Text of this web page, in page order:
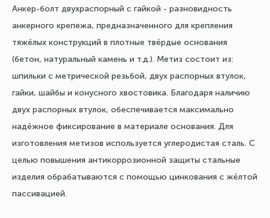
Анкер-болт двухраспорный с гайкой - разновидность
анкерного крепежа, предназначенного для крепления
тяжёлых конструкций в плотные твёрдые основания
(бетон, натуральный камень и т.д.). Метиз состоит из:
шпильки с метрической резьбой, двух распорных втулок,
гайки, шайбы и конусного хвостовика. Благодаря наличию
двух распорных втулок, обеспечивается максимально
надёжное фиксирование в материале основания. Для
изготовления метизов используется углеродистая сталь. С
целью повышения антикоррозионной защиты стальные
изделия обрабатываются с помощью цинкования с жёлтой
пассивацией.